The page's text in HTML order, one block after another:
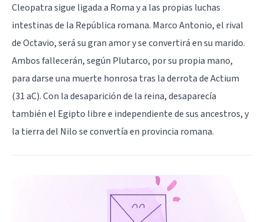
Cleopatra sigue ligada a Roma y a las propias luchas
intestinas de la República romana. Marco Antonio, el rival
de Octavio, será su gran amor y se convertirá en su marido.
Ambos fallecerán, según Plutarco, por su propia mano,
para darse una muerte honrosa tras la derrota de Actium
(31 aC). Con la desaparición de la reina, desaparecía
también el Egipto libre e independiente de sus ancestros, y
la tierra del Nilo se convertía en provincia romana.